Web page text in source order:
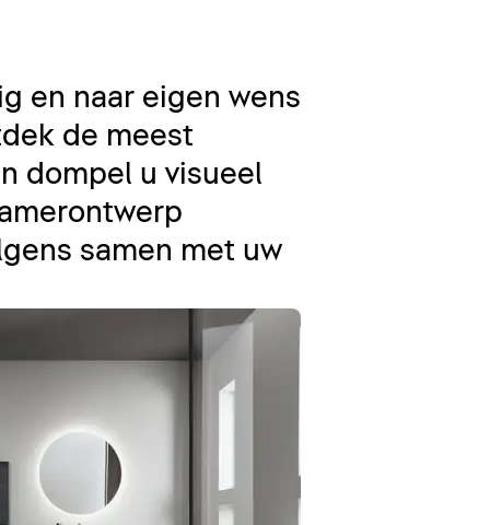
en naar eigen wens
de meest
dompel u visueel
samen met uw